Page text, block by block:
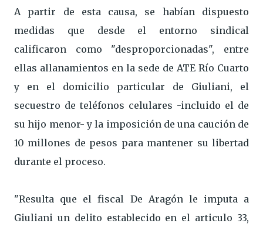
A partir de esta causa, se habían dispuesto
medidas que desde el entorno sindical
calificaron como "desproporcionadas", entre
ellas allanamientos en la sede de ATE Río Cuarto
y en el domicilio particular de Giuliani, el
secuestro de teléfonos celulares -incluido el de
su hijo menor- y la imposición de una caución de
10 millones de pesos para mantener su libertad
durante el proceso.
"Resulta que el fiscal De Aragón le imputa a
Giuliani un delito establecido en el articulo 33,